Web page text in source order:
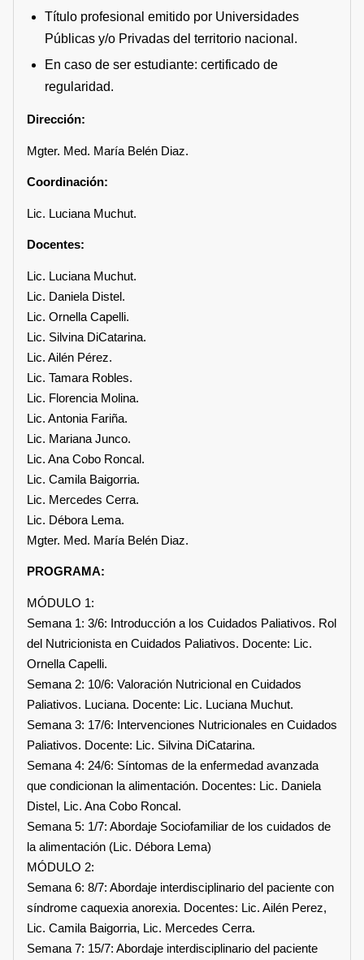
Título profesional emitido por Universidades
Públicas y/o Privadas del territorio nacional.
En caso de ser estudiante: certificado de
regularidad.
Dirección:
Mgter. Med. María Belén Diaz.
Coordinación:
Lic. Luciana Muchut.
Docentes:
Lic. Luciana Muchut.
Lic. Daniela Distel.
Lic. Ornella Capelli.
Lic. Silvina DiCatarina.
Lic. Ailén Pérez.
Lic. Tamara Robles.
Lic. Florencia Molina.
Lic. Antonia Fariña.
Lic. Mariana Junco.
Lic. Ana Cobo Roncal.
Lic. Camila Baigorria.
Lic. Mercedes Cerra.
Lic. Débora Lema.
Mgter. Med. María Belén Diaz.
PROGRAMA:
MÓDULO 1:
Semana 1: 3/6: Introducción a los Cuidados Paliativos. Rol
del Nutricionista en Cuidados Paliativos. Docente: Lic.
Ornella Capelli.
Semana 2: 10/6: Valoración Nutricional en Cuidados
Paliativos. Luciana. Docente: Lic. Luciana Muchut.
Semana 3: 17/6: Intervenciones Nutricionales en Cuidados
Paliativos. Docente: Lic. Silvina DiCatarina.
Semana 4: 24/6: Síntomas de la enfermedad avanzada
que condicionan la alimentación. Docentes: Lic. Daniela
Distel, Lic. Ana Cobo Roncal.
Semana 5: 1/7: Abordaje Sociofamiliar de los cuidados de
la alimentación (Lic. Débora Lema)
MÓDULO 2:
Semana 6: 8/7: Abordaje interdisciplinario del paciente con
síndrome caquexia anorexia. Docentes: Lic. Ailén Perez,
Lic. Camila Baigorria, Lic. Mercedes Cerra.
Semana 7: 15/7: Abordaje interdisciplinario del paciente